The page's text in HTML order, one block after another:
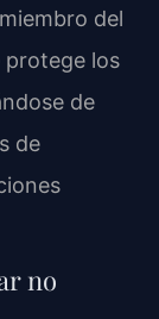
del
protege los
de
de
no